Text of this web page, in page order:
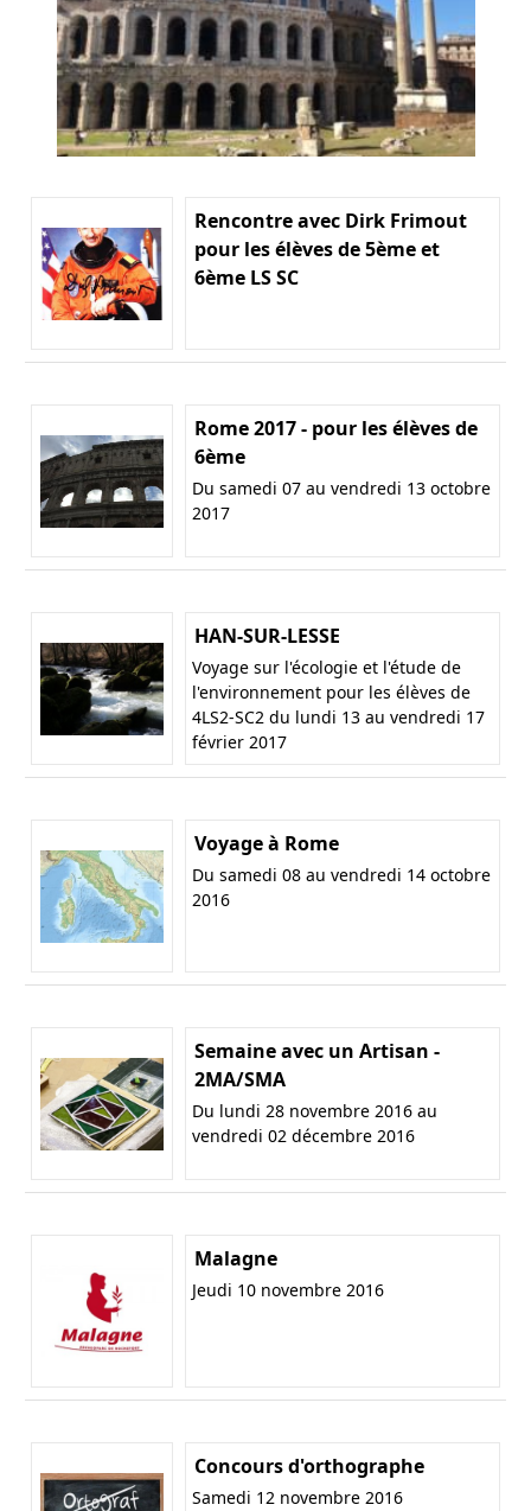
Rencontre avec Dirk Frimout
pour les élèves de 5ème et
6ème LS SC
Rome 2017 - pour les élèves de
6ème
Du samedi 07 au vendredi 13 octobre
2017
HAN-SUR-LESSE
Voyage sur l'écologie et l'étude de
l'environnement pour les élèves de
4LS2-SC2 du lundi 13 au vendredi 17
février 2017
Voyage à Rome
Du samedi 08 au vendredi 14 octobre
2016
Semaine avec un Artisan -
2MA/SMA
Du lundi 28 novembre 2016 au
vendredi 02 décembre 2016
Malagne
Jeudi 10 novembre 2016
Concours d'orthographe
Samedi 12 novembre 2016